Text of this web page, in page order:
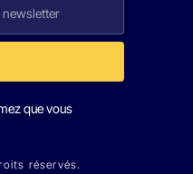
que vous
réservés.